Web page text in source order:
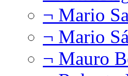
¬ Mario
¬ Mario
¬ Mauro